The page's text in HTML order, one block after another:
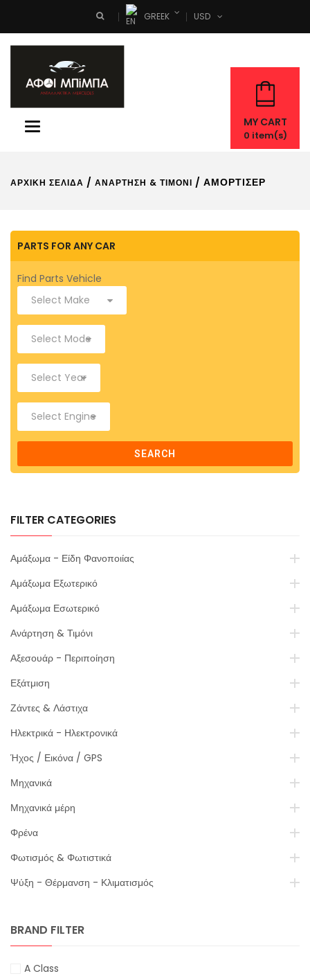
GREEK USD
Toggle
MY CART
0 item(s)
ΑΡΧΙΚΉ ΣΕΛΊΔΑ / ΑΝΆΡΤΗΣΗ & ΤΙΜΌΝΙ / ΑΜΟΡΤΙΣΈΡ
PARTS FOR ANY CAR
Find Parts Vehicle
SEARCH
FILTER CATEGORIES
Αμάξωμα - Είδη Φανοποιίας
Αμάξωμα Εξωτερικό
Αμάξωμα Εσωτερικό
Ανάρτηση & Τιμόνι
Αξεσουάρ - Περιποίηση
Εξάτμιση
Ζάντες & Λάστιχα
Ηλεκτρικά - Ηλεκτρονικά
Ήχος / Εικόνα / GPS
Μηχανικά
Μηχανικά μέρη
Φρένα
Φωτισμός & Φωτιστικά
Ψύξη - Θέρμανση - Κλιματισμός
BRAND FILTER
A Class